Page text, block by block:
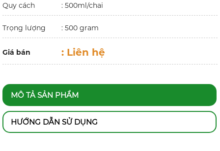
Quy cách : 500ml/chai
Trọng lượng : 500 gram
Giá bán : Liên hệ
MÔ TẢ SẢN PHẨM
HƯỚNG DẪN SỬ DỤNG